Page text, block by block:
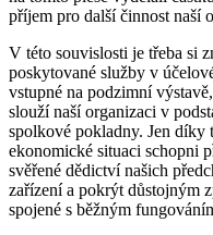
příjem pro další činnost naší
V této souvislosti je třeba si
poskytované služby v
vstupné na podzimní
slouží naší organizaci v
spolkové pokladny. Jen díky
ekonomické situaci schopni
svěřené dědictví našich
zařízení a pokrýt důstojným
spojené s běžným